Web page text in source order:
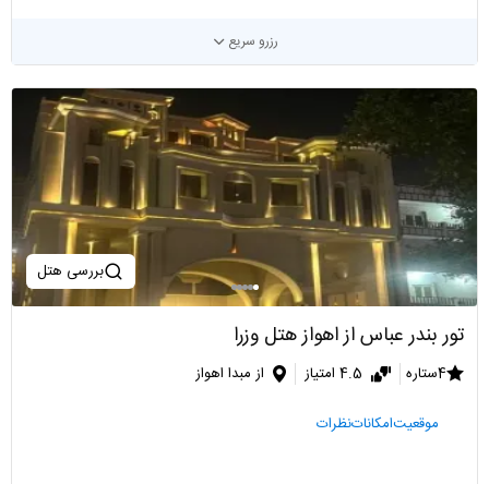
رزرو سریع
بررسی هتل
تور بندر عباس از اهواز هتل وزرا
4ستاره 4.5 امتیاز از مبدا اهواز
موقعیتامکاناتنظرات